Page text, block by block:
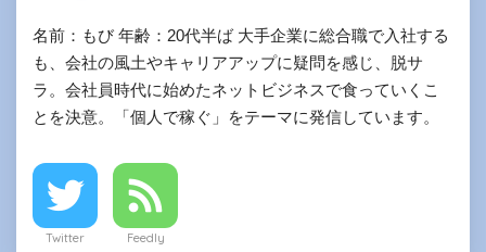
名前：もび 年齢：20代半ば 大手企業に総合職で入社する
も、会社の風土やキャリアアップに疑問を感じ、脱サ
ラ。会社員時代に始めたネットビジネスで食っていくこ
とを決意。「個人で稼ぐ」をテーマに発信しています。
Twitter Feedly